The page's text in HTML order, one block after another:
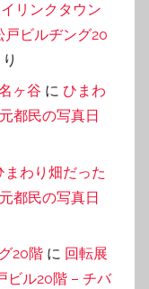
リンクタウン
戸ビルヂング20
ヶ谷 に ひまわ
都民の写真日
まわり畑だった
都民の写真日
20階 に 回転展
ビル20階 – チバ